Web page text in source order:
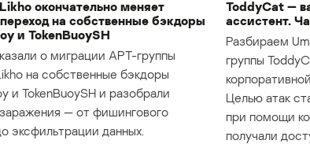
окончательно меняет
на собственные бэкдоры
и TokenBuoySH
о миграции APT-группы
на собственные бэкдоры
и TokenBuoySH и разобрали
— от фишингового
эксфильтрации данных.
ToddyCat —
ассистент.
Разбираем
группы
Целью атак
при помощи
получали